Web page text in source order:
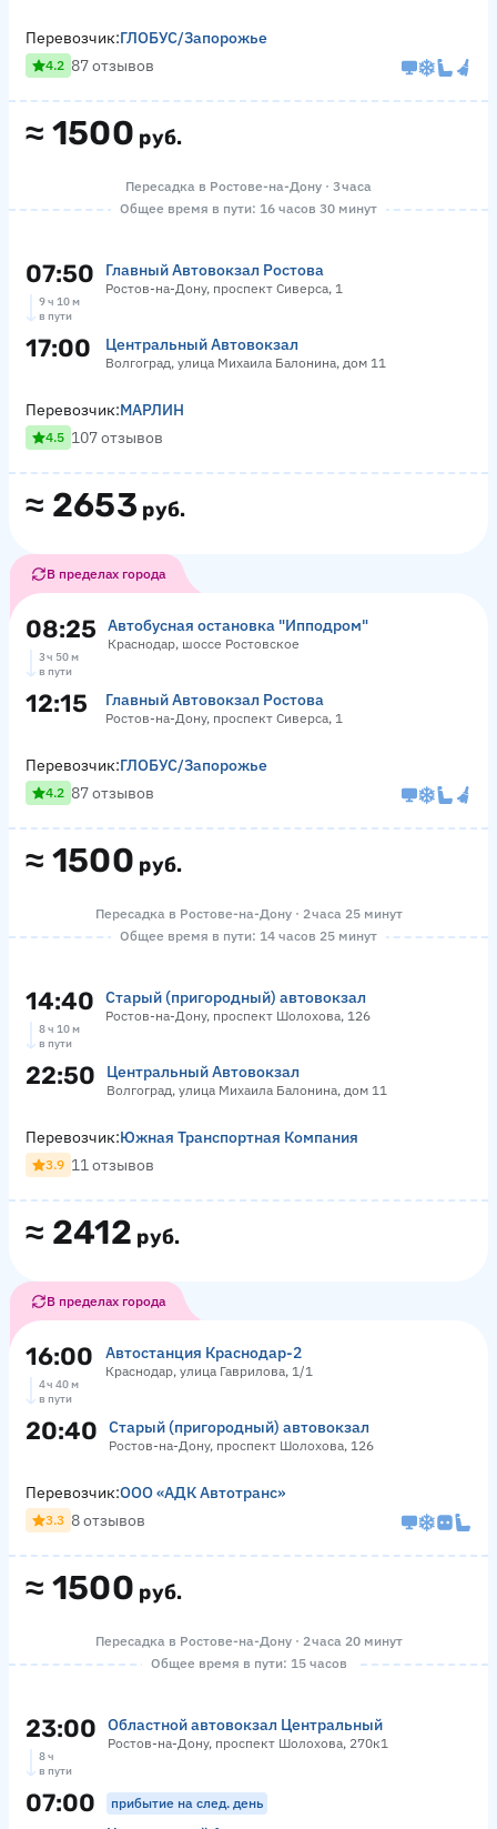
≈ 1500 руб.
Перевозчик:ГЛОБУС/Запорожье
4.2 87 отзывов
Пересадка в Ростове-на-Дону · 3 часа
Общее время в пути: 16 часов 30 минут
07:50 Главный Автовокзал Ростова
Ростов-на-Дону, проспект Сиверса, 1
9 ч 10 м
в пути
17:00 Центральный Автовокзал
Волгоград, улица Михаила Балонина, дом 11
≈ 2653 руб.
Перевозчик:МАРЛИН
4.5 107 отзывов
В пределах города
08:25 Автобусная остановка "Ипподром"
Краснодар, шоссе Ростовское
3 ч 50 м
в пути
12:15 Главный Автовокзал Ростова
Ростов-на-Дону, проспект Сиверса, 1
≈ 1500 руб.
Перевозчик:ГЛОБУС/Запорожье
4.2 87 отзывов
Пересадка в Ростове-на-Дону · 2 часа 25 минут
Общее время в пути: 14 часов 25 минут
14:40 Старый (пригородный) автовокзал
Ростов-на-Дону, проспект Шолохова, 126
8 ч 10 м
в пути
22:50 Центральный Автовокзал
Волгоград, улица Михаила Балонина, дом 11
≈ 2412 руб.
Перевозчик:Южная Транспортная Компания
3.9 11 отзывов
В пределах города
16:00 Автостанция Краснодар-2
Краснодар, улица Гаврилова, 1/1
4 ч 40 м
в пути
20:40 Старый (пригородный) автовокзал
Ростов-на-Дону, проспект Шолохова, 126
≈ 1500 руб.
Перевозчик:ООО «АДК Автотранс»
3.3 8 отзывов
Пересадка в Ростове-на-Дону · 2 часа 20 минут
Общее время в пути: 15 часов
23:00 Областной автовокзал Центральный
Ростов-на-Дону, проспект Шолохова, 270к1
8 ч
в пути
07:00 прибытие на след. день